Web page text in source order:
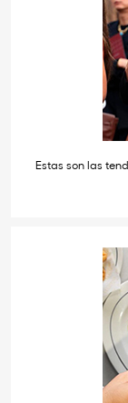
Estas son las